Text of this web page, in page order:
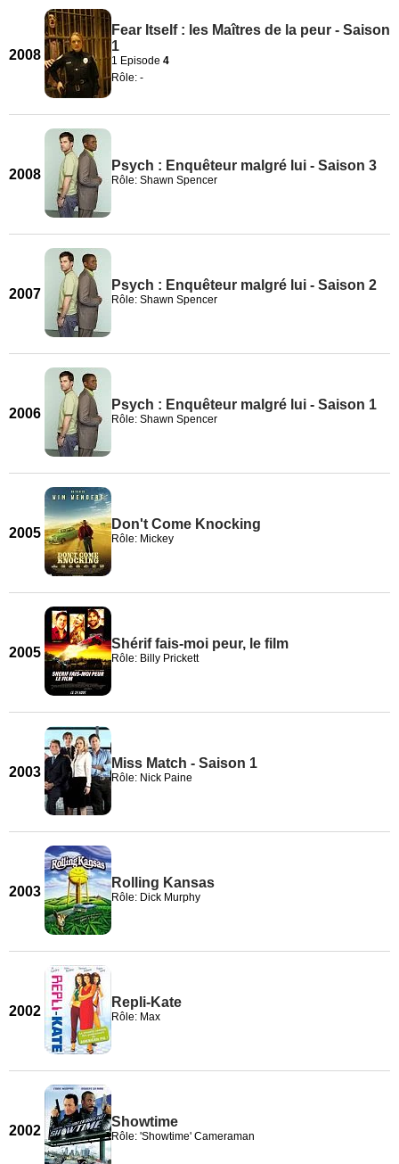
2008
Fear Itself : les Maîtres de la peur - Saison
1
1 Episode 4
Rôle: -
2008
Psych : Enquêteur malgré lui - Saison 3
Rôle: Shawn Spencer
2007
Psych : Enquêteur malgré lui - Saison 2
Rôle: Shawn Spencer
2006
Psych : Enquêteur malgré lui - Saison 1
Rôle: Shawn Spencer
2005
Don't Come Knocking
Rôle: Mickey
2005
Shérif fais-moi peur, le film
Rôle: Billy Prickett
2003
Miss Match - Saison 1
Rôle: Nick Paine
2003
Rolling Kansas
Rôle: Dick Murphy
2002
Repli-Kate
Rôle: Max
2002
Showtime
Rôle: 'Showtime' Cameraman